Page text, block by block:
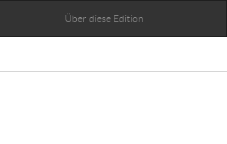
Über diese Edition